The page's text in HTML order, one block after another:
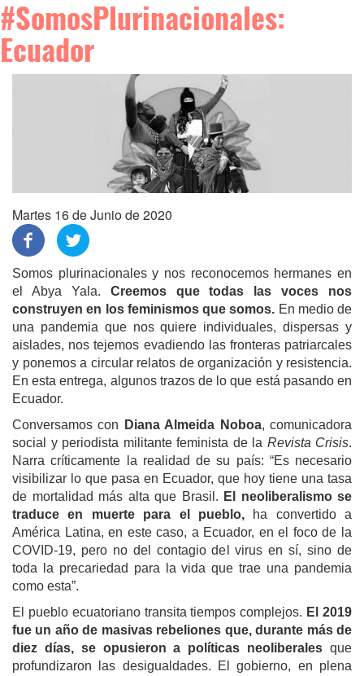
#SomosPlurinacionales:
Ecuador
Martes 16 de Junio de 2020
Somos plurinacionales y nos reconocemos hermanes en
el Abya Yala. Creemos que todas las voces nos
construyen en los feminismos que somos. En medio de
una pandemia que nos quiere individuales, dispersas y
aislades, nos tejemos evadiendo las fronteras patriarcales
y ponemos a circular relatos de organización y resistencia.
En esta entrega, algunos trazos de lo que está pasando en
Ecuador.
Conversamos con
Diana Almeida Noboa, comunicadora
social y periodista militante feminista de la Revista Crisis.
Narra críticamente la realidad de su país: “Es necesario
visibilizar lo que pasa en Ecuador, que hoy tiene una tasa
de mortalidad más alta que Brasil. El neoliberalismo se
traduce en muerte para el pueblo,ha convertido a
América Latina, en este caso, a Ecuador, en el foco de la
COVID-19, pero no del contagio del virus en sí, sino de
toda la precariedad para la vida que trae una pandemia
como esta”.
El pueblo ecuatoriano transita tiempos complejos. El 2019
fue un año de masivas rebeliones que, durante más de
diez días, se opusieron a políticas neoliberales que
profundizaron las desigualdades. El gobierno, en plena